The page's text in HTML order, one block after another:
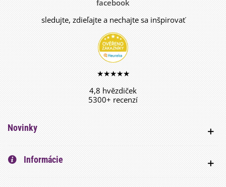
facebook
sledujte, zdieľajte a nechajte sa inšpirovať
★★★★★
4,8 hvězdiček
5300+ recenzí
Novinky
Informácie